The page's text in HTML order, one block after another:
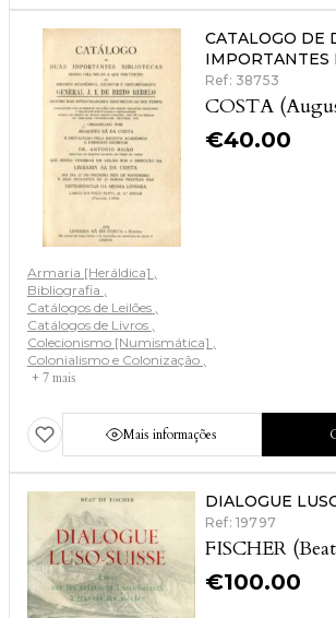
CATALOGO DE
IMPORTANTES
Ref: 38753
COSTA
€40.00
Armaria [Heráldica]
Bibliografia
Catálogos de Leilões
Catálogos de Livros
Colecionismo [Numismática]
Colonialismo e Colonização
+ 7 mais
Mais informações
DIALOGUE
Ref: 19797
FISCHER
€100.00